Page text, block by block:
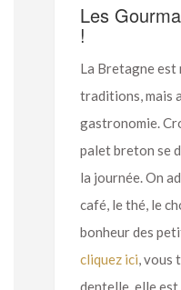
Les
!
La Bretagne est
traditions, mais
gastronomie.
palet breton se
la journée. On
café, le thé, le
bonheur des
cliquez ici, vous
dentelle, elle est